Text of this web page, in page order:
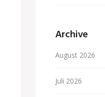
Archive
August 2026
Juli 2026